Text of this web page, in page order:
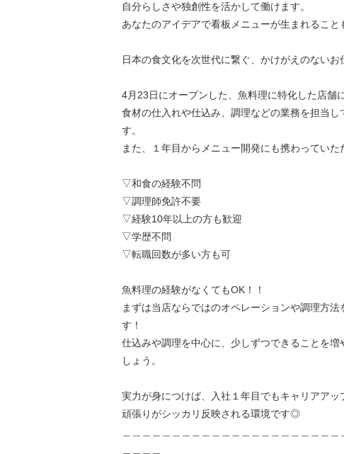
自分らしさや独創性を活かして働けます。
あなたのアイデアで看板メニューが生まれること
日本の食文化を次世代に繋ぐ、かけがえのない
4月23日にオープンした、魚料理に特化した店舗
食材の仕入れや仕込み、調理などの業務を担当し
す。
また、１年目からメニュー開発にも携わっていた
▽和食の経験不問
▽調理師免許不要
▽経験10年以上の方も歓迎
▽学歴不問
▽転職回数が多い方も可
魚料理の経験がなくてもOK！！
まずは当店ならではのオペレーションや調理方法
す！
仕込みや調理を中心に、少しずつできることを増
しょう。
実力が身につけば、入社１年目でもキャリアアッ
頑張りがシッカリ反映される環境です◎